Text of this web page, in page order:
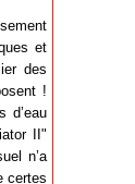
et
des
!
d’eau
II"
n’a
certes